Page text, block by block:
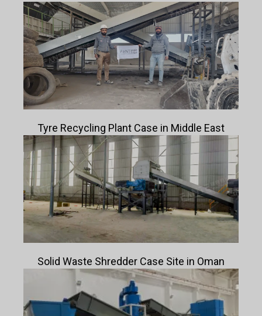
Tyre Recycling Plant Case in Middle East
Solid Waste Shredder Case Site in Oman